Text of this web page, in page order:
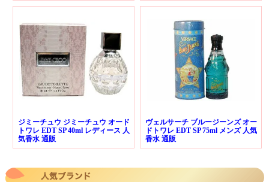
ジミーチュウ ジミーチュウ オード
トワレ EDT SP 40ml レディース 人
気香水 通販
ヴェルサーチ ブルージーンズ オー
ドトワレ EDT SP 75ml メンズ 人気
香水 通販